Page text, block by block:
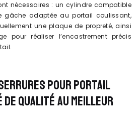
nécessaires : un cylindre compatible
gâche adaptée au portail coulissant,
une plaque de propreté, ainsi
pour réaliser l’encastrement précis
POUR PORTAIL
QUALITÉ AU MEILLEUR